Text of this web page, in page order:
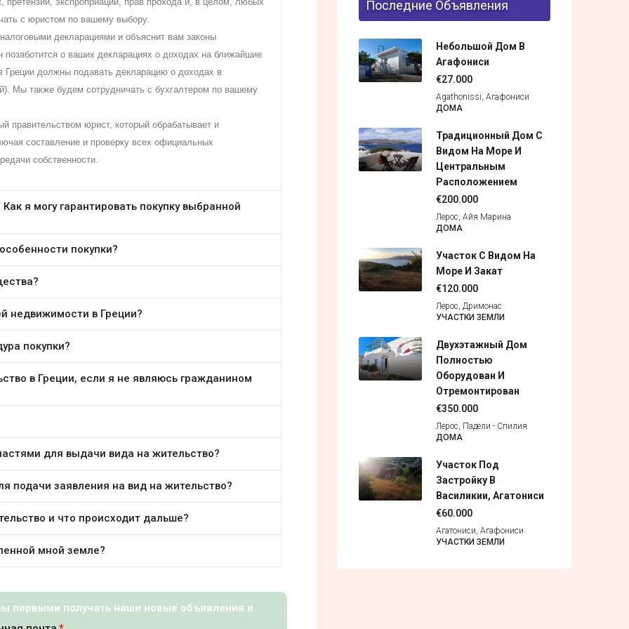
с юристом по вашему выбору.
декларациями и объяснит вам законы
о ваших декларациях о доходах на ближайшие
должны подавать декларацию о доходах в
Мы также будем сотрудничать с бухгалтером по вашему
правительством юрист, который обрабатывает и
составление и проверку всех официальных
собственности.
я могу гарантировать покупку выбранной
покупки?
недвижимости в Греции?
покупки?
в Греции, если я не являюсь гражданином
для выдачи вида на жительство?
подачи заявления на вид на жительство?
и что происходит дальше?
мной земле?
первыми получать наши новые объявления и
Последние Объявления
Небольшой Дом В
Агафониси
€27.000
Agathonissi, Агафониси
ДОМА
Традиционный Дом С
Видом На Море И
Центральным
Расположением
€200.000
Лерос, Айя Марина
ДОМА
Участок С Видом На
Море И Закат
€120.000
Лерос, Дримонас
УЧАСТКИ ЗЕМЛИ
Двухэтажный Дом
Полностью
Оборудован И
Отремонтирован
€350.000
Лерос, Падели - Спилия
ДОМА
Участок Под
Застройку В
Василикии, Агатониси
€60.000
Агатониси, Агафониси
УЧАСТКИ ЗЕМЛИ